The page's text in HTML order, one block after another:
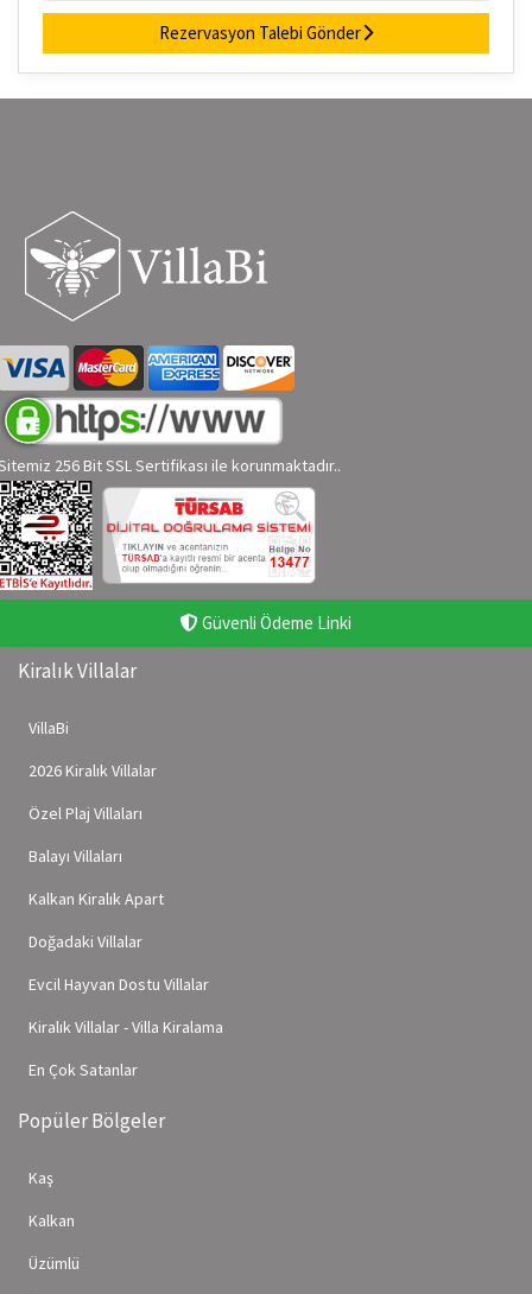
Rezervasyon Talebi Gönder
256 Bit SSL Sertifikası ile korunmaktadır..
Güvenli Ödeme Linki
Kiralık Villalar
VillaBi
2026 Kiralık Villalar
Özel Plaj Villaları
Balayı Villaları
Kalkan Kiralık Apart
Doğadaki Villalar
Evcil Hayvan Dostu Villalar
Kiralık Villalar - Villa Kiralama
En Çok Satanlar
Popüler Bölgeler
Kaş
Kalkan
Üzümlü